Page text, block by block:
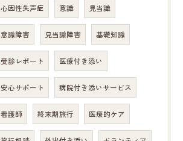
心因性失声症 意識 見当識
意識障害 見当識障害 基礎知識
受診レポート 医療付き添い
安心サポート 病院付き添いサービス
看護師 終末期旅行 医療的ケア